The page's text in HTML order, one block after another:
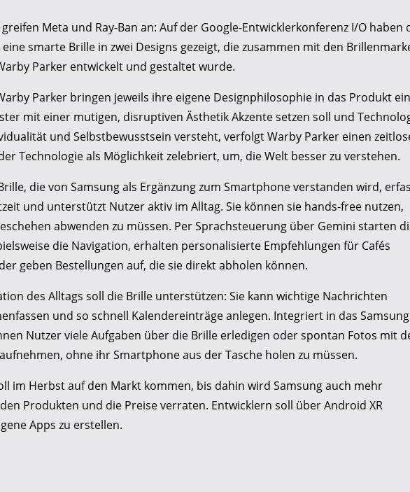
Meta und Ray-Ban an: Auf der Google-Entwicklerkonferenz I/O haben
smarte Brille in zwei Designs gezeigt, die zusammen mit den
Parker entwickelt und gestaltet wurde.
Parker bringen jeweils ihre eigene Designphilosophie in das Produkt
mit einer mutigen, disruptiven Ästhetik Akzente setzen soll und
und Selbstbewusstsein versteht, verfolgt Warby Parker einen
Technologie als Möglichkeit zelebriert, um, die Welt besser zu verstehen.
die von Samsung als Ergänzung zum Smartphone verstanden wird,
und unterstützt Nutzer aktiv im Alltag. Sie können sie hands-free nutzen,
abwenden zu müssen. Per Sprachsteuerung über Gemini starten
die Navigation, erhalten personalisierte Empfehlungen für Cafés
geben Bestellungen auf, die sie direkt abholen können.
des Alltags soll die Brille unterstützen: Sie kann wichtige Nachrichten
und so schnell Kalendereinträge anlegen. Integriert in das Samsung
Nutzer viele Aufgaben über die Brille erledigen oder spontan Fotos mit
ohne ihr Smartphone aus der Tasche holen zu müssen.
im Herbst auf den Markt kommen, bis dahin wird Samsung auch mehr
Produkten und die Preise verraten. Entwicklern soll über Android XR
Apps zu erstellen.